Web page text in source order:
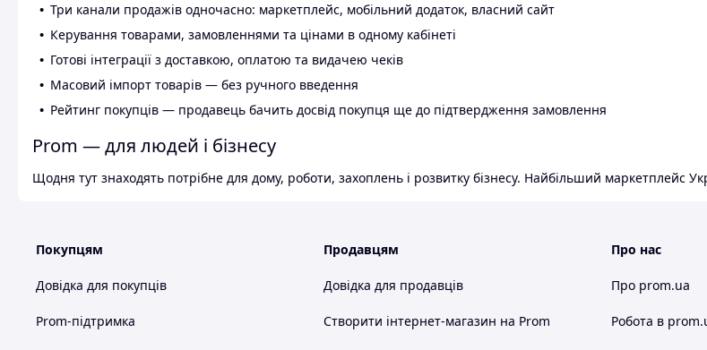
Три канали продажів одночасно: маркетплейс, мобільний додаток, власний сайт
Керування товарами, замовленнями та цінами в одному кабінеті
Готові інтеграції з доставкою, оплатою та видачею чеків
Масовий імпорт товарів — без ручного введення
Рейтинг покупців — продавець бачить досвід покупця ще до підтвердження замовлення
Prom — для людей і бізнесу
Щодня тут знаходять потрібне для дому, роботи, захоплень і розвитку бізнесу. Найбільший маркетплейс
Покупцям
Довідка для покупців
Prom-підтримка
Продавцям
Довідка для продавців
Створити інтернет-магазин на Prom
Про нас
Про prom.ua
Робота в